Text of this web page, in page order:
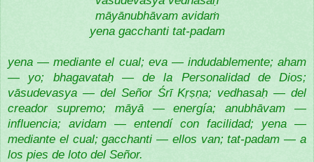
māyānubhāvam avidaṁ
yena gacchanti tat-padam
yena — mediante el cual; eva — indudablemente; aham
— yo; bhagavataḥ — de la Personalidad de Dios;
vāsudevasya — del Señor Śrī Kṛṣṇa; vedhasaḥ — del
creador supremo; māyā — energía; anubhāvam —
influencia; avidam — entendí con facilidad; yena —
mediante el cual; gacchanti — ellos van; tat-padam — a
los pies de loto del Señor.